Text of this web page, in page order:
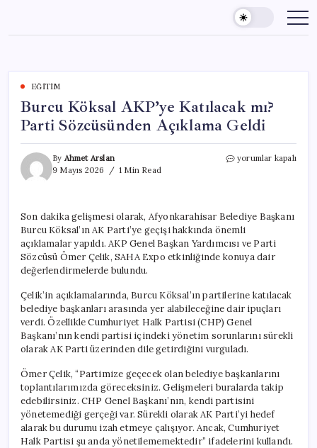
content
EĞITIM
Burcu Köksal AKP’ye Katılacak mı?
Parti Sözcüsünden Açıklama Geldi
By Ahmet Arslan
9 Mayıs 2026
1 Min Read
Burcu
Parti
Sözcüsünden
Açıklama
Geldi
için
yorumlar kapalı
Son dakika gelişmesi olarak, Afyonkarahisar Belediye Başkanı
Burcu Köksal’ın AK Parti’ye geçişi hakkında önemli
açıklamalar yapıldı. AKP Genel Başkan Yardımcısı ve Parti
Sözcüsü Ömer Çelik, SAHA Expo etkinliğinde konuya dair
değerlendirmelerde bulundu.
Çelik’in açıklamalarında, Burcu Köksal’ın partilerine katılacak
belediye başkanları arasında yer alabileceğine dair ipuçları
verdi. Özellikle Cumhuriyet Halk Partisi (CHP) Genel
Başkanı’nın kendi partisi içindeki yönetim sorunlarını sürekli
olarak AK Parti üzerinden dile getirdiğini vurguladı.
Ömer Çelik, “Partimize geçecek olan belediye başkanlarını
toplantılarımızda göreceksiniz. Gelişmeleri buralarda takip
edebilirsiniz. CHP Genel Başkanı’nın, kendi partisini
yönetemediği gerçeği var. Sürekli olarak AK Parti’yi hedef
alarak bu durumu izah etmeye çalışıyor. Ancak, Cumhuriyet
Halk Partisi şu anda yönetilememektedir” ifadelerini kullandı.